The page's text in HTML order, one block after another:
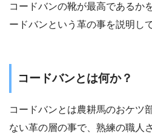
コードバンの靴が最高であるか
ードバンという革の事を説明し
コードバンとは何か？
コードバンとは農耕馬のおケツ
ない革の層の事で、熟練の職人